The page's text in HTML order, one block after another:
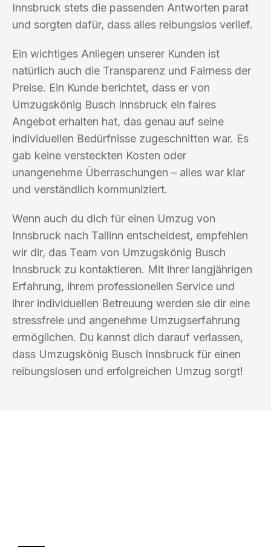
Innsbruck stets die passenden Antworten parat
und sorgten dafür, dass alles reibungslos verlief.
Ein wichtiges Anliegen unserer Kunden ist
natürlich auch die Transparenz und Fairness der
Preise. Ein Kunde berichtet, dass er von
Umzugskönig Busch Innsbruck ein faires
Angebot erhalten hat, das genau auf seine
individuellen Bedürfnisse zugeschnitten war. Es
gab keine versteckten Kosten oder
unangenehme Überraschungen – alles war klar
und verständlich kommuniziert.
Wenn auch du dich für einen Umzug von
Innsbruck nach Tallinn entscheidest, empfehlen
wir dir, das Team von Umzugskönig Busch
Innsbruck zu kontaktieren. Mit ihrer langjährigen
Erfahrung, ihrem professionellen Service und
ihrer individuellen Betreuung werden sie dir eine
stressfreie und angenehme Umzugserfahrung
ermöglichen. Du kannst dich darauf verlassen,
dass Umzugskönig Busch Innsbruck für einen
reibungslosen und erfolgreichen Umzug sorgt!